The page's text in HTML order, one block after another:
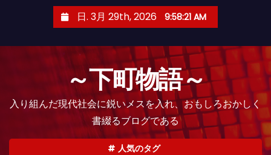
日. 3月 29th, 2026 9:58:22 AM
～下町物語～
入り組んだ現代社会に鋭いメスを入れ、おもしろおかしく
書綴るブログである
人気のタグ